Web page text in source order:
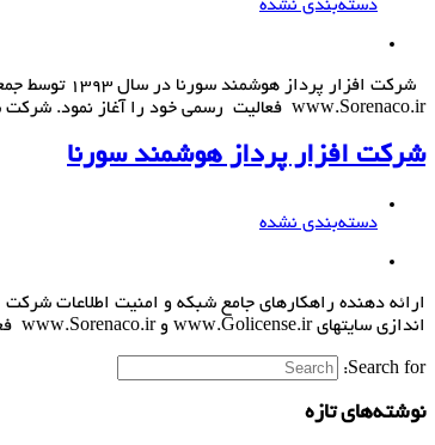
دسته‌بندی نشده
www.Sorenaco.ir فعالیت رسمی خود را آغاز نمود. شرکت سورنا از بدو تاسیس به صورت کاملا تخصصی در زمینه تامین لایسنس اورجینال برای محصولات مختلف […]
شرکت افزار پرداز هوشمند سورنا
دسته‌بندی نشده
اندازی سایتهای www.Golicense.ir و www.Sorenaco.ir فعالیت رسمی خود را آغاز نمود.
Search for:
نوشته‌های تازه